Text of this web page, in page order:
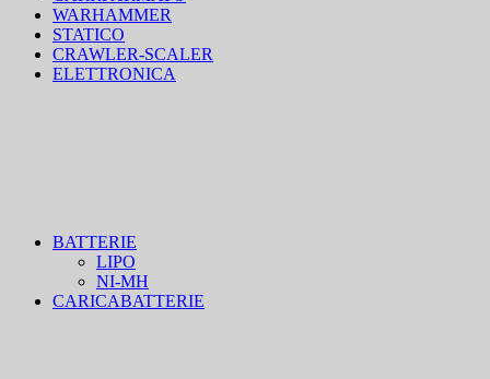
WARHAMMER
STATICO
CRAWLER-SCALER
ELETTRONICA
BATTERIE
LIPO
NI-MH
CARICABATTERIE